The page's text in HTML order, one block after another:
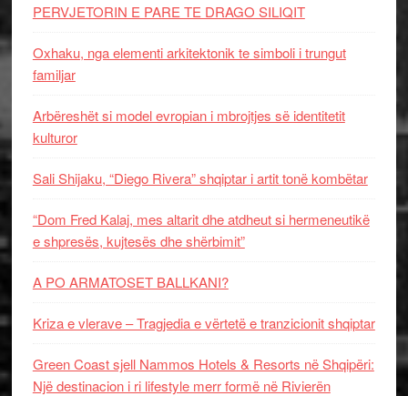
PERVJETORIN E PARE TE DRAGO SILIQIT
Oxhaku, nga elementi arkitektonik te simboli i trungut
familjar
Arbëreshët si model evropian i mbrojtjes së identitetit
kulturor
Sali Shijaku, “Diego Rivera” shqiptar i artit tonë kombëtar
“Dom Fred Kalaj, mes altarit dhe atdheut si hermeneutikë
e shpresës, kujtesës dhe shërbimit”
A PO ARMATOSET BALLKANI?
Kriza e vlerave – Tragjedia e vërtetë e tranzicionit shqiptar
Green Coast sjell Nammos Hotels & Resorts në Shqipëri:
Një destinacion i ri lifestyle merr formë në Rivierën